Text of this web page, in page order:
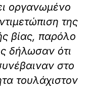
οργανωμένο
της
βίας, παρόλο
δήλωσαν ότι
στο
τουλάχιστον